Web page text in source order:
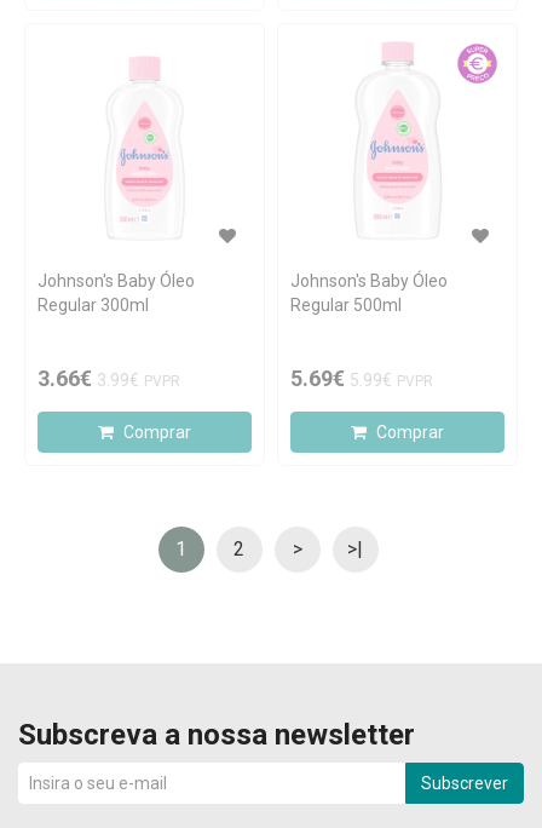
Johnson's Baby Óleo
Regular 300ml
3.66€ 3.99€ PVPR
Comprar
Johnson's Baby Óleo
Regular 500ml
5.69€ 5.99€ PVPR
Comprar
1 2 > >|
Subscreva a nossa newsletter
Subscrever